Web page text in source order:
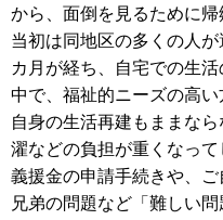
から、面倒を見るために帰
当初は同地区の多くの人
カ月が経ち、自宅での生
中で、福祉的ニーズの高い
自身の生活再建もままな
濯などの負担が重くなって
義援金の申請手続きや、
兄弟の問題など「難しい